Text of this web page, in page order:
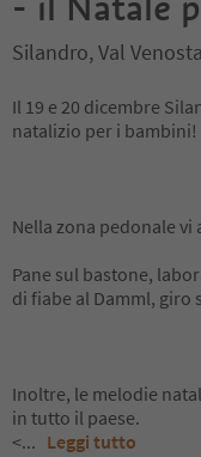
Silandro, Val Venosta
Il 19 e 20 dicembre
natalizio per i bambini!
Nella zona pedonale
Pane sul bastone,
di fiabe al Damml,
Inoltre, le melodie
in tutto il paese.
<... Leggi tutto